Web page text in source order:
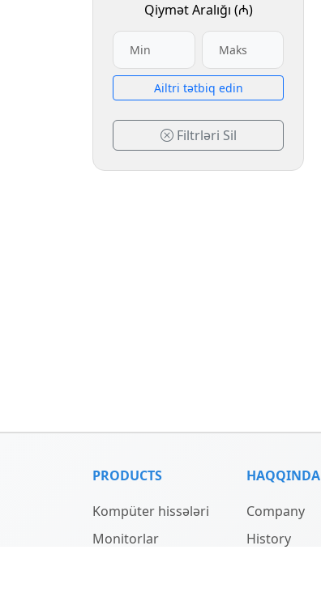
Qiymət Aralığı (₼)
Аiltri tətbiq edin
Filtrləri Sil
PRODUCTS
Kompüter hissələri
Monitorlar
HAQQINDA
Company
History